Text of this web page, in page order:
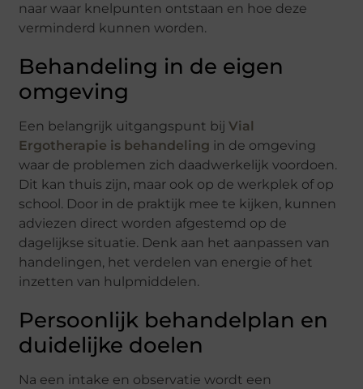
naar waar knelpunten ontstaan en hoe deze
verminderd kunnen worden.
Behandeling in de eigen
omgeving
Een belangrijk uitgangspunt bijVial
Ergotherapie is behandeling in de omgeving
waar de problemen zich daadwerkelijk voordoen.
Dit kan thuis zijn, maar ook op de werkplek of op
school. Door in de praktijk mee te kijken, kunnen
adviezen direct worden afgestemd op de
dagelijkse situatie. Denk aan het aanpassen van
handelingen, het verdelen van energie of het
inzetten van hulpmiddelen.
Persoonlijk behandelplan en
duidelijke doelen
Na een intake en observatie wordt een